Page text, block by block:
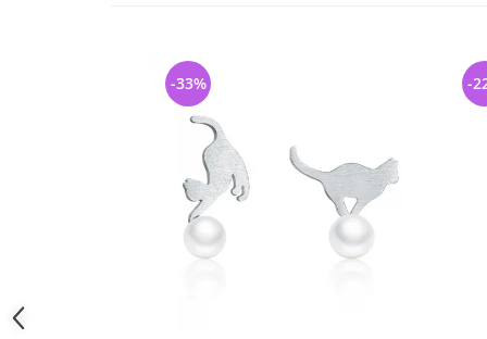
-33% -